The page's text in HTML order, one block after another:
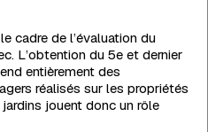
cadre de l’évaluation du
L’obtention du 5e et dernier
entièrement des
réalisés sur les propriétés
jouent donc un rôle